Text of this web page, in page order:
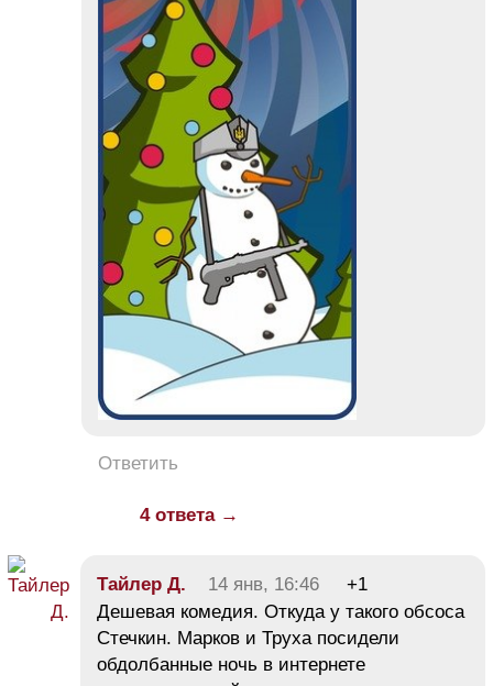
Ответить
4 ответа →
Тайлер Д. 14 янв, 16:46
+1
Дешевая комедия. Откуда у такого обсоса
Стечкин. Марков и Труха посидели
обдолбанные ночь в интернете